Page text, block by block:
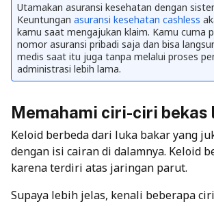
Utamakan asuransi kesehatan dengan
Keuntungan asuransi kesehatan cashless
kamu saat mengajukan klaim. Kamu cuma
nomor asuransi pribadi saja dan bisa
medis saat itu juga tanpa melalui proses
administrasi lebih lama.
Memahami ciri-ciri bekas
Keloid berbeda dari luka bakar yang
dengan isi cairan di dalamnya. Keloid
karena terdiri atas jaringan parut.
Supaya lebih jelas, kenali beberapa